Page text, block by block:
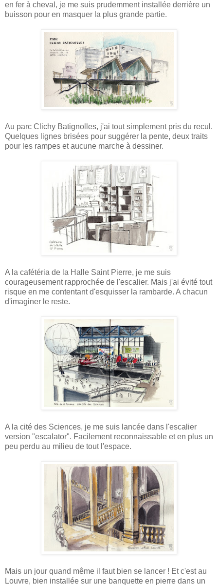
en fer à cheval, je me suis prudemment installée derrière un
buisson pour en masquer la plus grande partie.
Au parc Clichy Batignolles, j'ai tout simplement pris du recul.
Quelques lignes brisées pour suggérer la pente, deux traits
pour les rampes et aucune marche à dessiner.
A la cafétéria de la Halle Saint Pierre, je me suis
courageusement rapprochée de l'escalier. Mais j'ai évité tout
risque en me contentant d'esquisser la rambarde. A chacun
d'imaginer le reste.
A la cité des Sciences, je me suis lancée dans l'escalier
version "escalator". Facilement reconnaissable et en plus un
peu perdu au milieu de tout l'espace.
Mais un jour quand même il faut bien se lancer ! Et c'est au
Louvre, bien installée sur une banquette en pierre dans un